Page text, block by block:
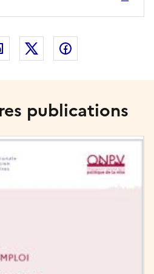
le lien de la page dans le
LinkedIn
publications